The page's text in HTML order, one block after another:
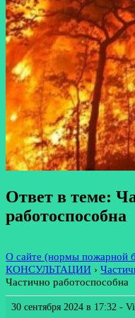
Ответ в теме:
работоспособна
О сайте (нормы пожарной
КОНСУЛЬТАЦИИ ›
Частично работоспособна
30 сентября 2024 в 17:32 -